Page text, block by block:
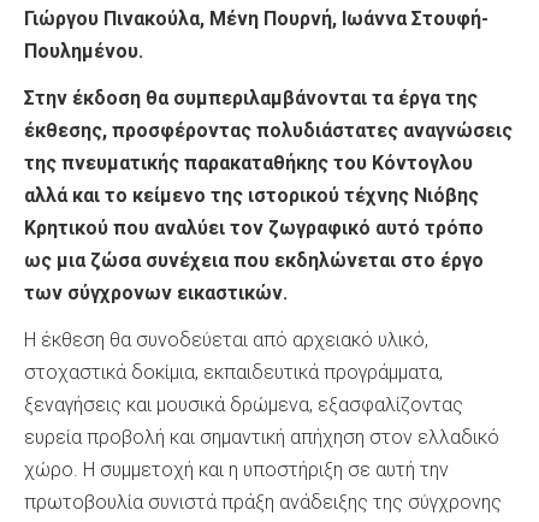
Γιώργου Πινακούλα, Μένη Πουρνή, Ιωάννα Στουφή-
Πουλημένου.
Στην έκδοση θα συμπεριλαμβάνονται τα έργα της
έκθεσης, προσφέροντας πολυδιάστατες αναγνώσεις
της πνευματικής παρακαταθήκης του Κόντογλου
αλλά και το κείμενο της ιστορικού τέχνης Νιόβης
Κρητικού που αναλύει τον ζωγραφικό αυτό τρόπο
ως μια ζώσα συνέχεια που εκδηλώνεται στο έργο
των σύγχρονων εικαστικών.
Η έκθεση θα συνοδεύεται από αρχειακό υλικό,
στοχαστικά δοκίμια, εκπαιδευτικά προγράμματα,
ξεναγήσεις και μουσικά δρώμενα, εξασφαλίζοντας
ευρεία προβολή και σημαντική απήχηση στον ελλαδικό
χώρο. Η συμμετοχή και η υποστήριξη σε αυτή την
πρωτοβουλία συνιστά πράξη ανάδειξης της σύγχρονης